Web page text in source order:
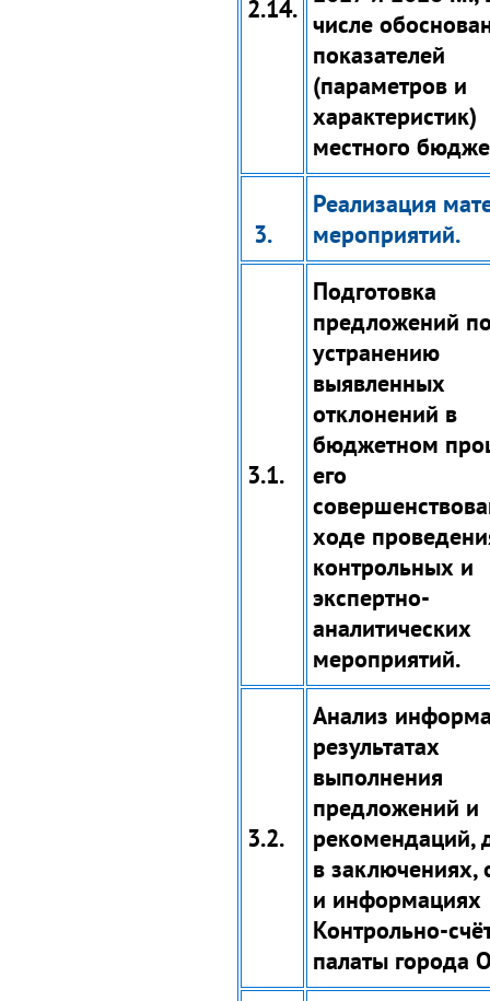
2.14. числе
показателей
(параметров и
характеристик)
местного
3.
Реализация
мероприятий.
3.1.
Подготовка
предложений
устранению
выявленных
отклонений в
бюджетном
его
ходе
контрольных и
экспертно-
аналитических
мероприятий.
3.2.
Анализ
результатах
выполнения
предложений и
рекомендаций,
в заключениях,
и информациях
Контрольно-
палаты города